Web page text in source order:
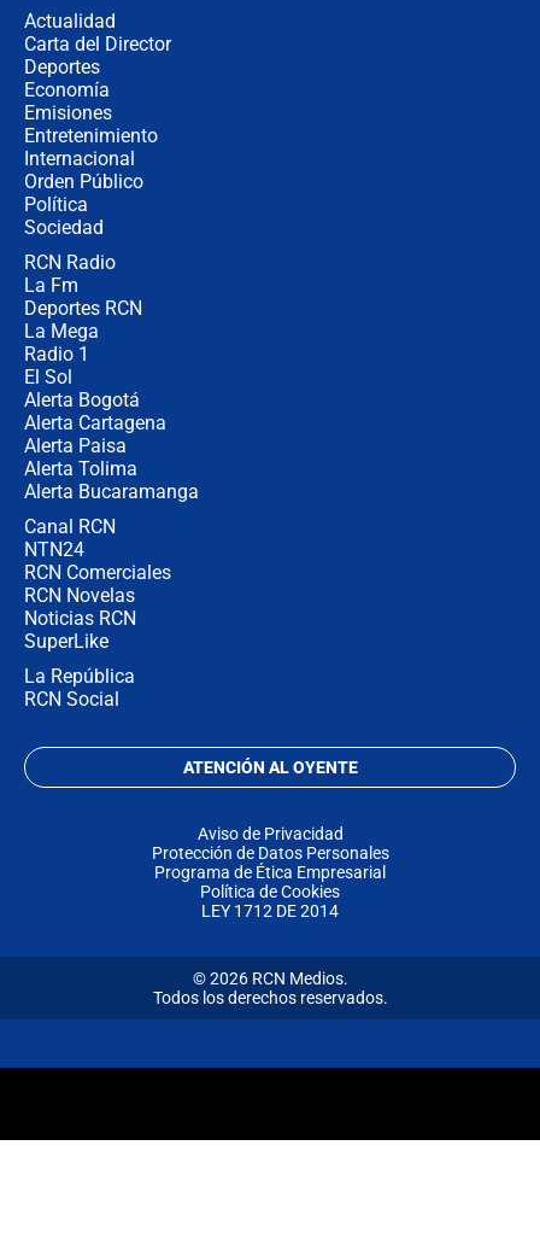
Actualidad
Carta del Director
Deportes
Economía
Emisiones
Entretenimiento
Internacional
Orden Público
Política
Sociedad
RCN Radio
La Fm
Deportes RCN
La Mega
Radio 1
El Sol
Alerta Bogotá
Alerta Cartagena
Alerta Paisa
Alerta Tolima
Alerta Bucaramanga
Canal RCN
NTN24
RCN Comerciales
RCN Novelas
Noticias RCN
SuperLike
La República
RCN Social
ATENCIÓN AL OYENTE
Aviso de Privacidad
Protección de Datos Personales
Programa de Ética Empresarial
Política de Cookies
LEY 1712 DE 2014
© 2026 RCN Medios.
Todos los derechos reservados.